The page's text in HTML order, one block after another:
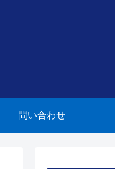
問い合わせ